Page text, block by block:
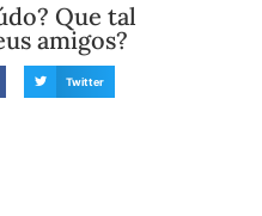
Que tal
amigos?
Twitter